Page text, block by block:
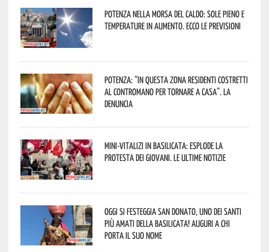
Potenza nella morsa del caldo: sole pieno e
temperature in aumento. Ecco le previsioni
Potenza: “In questa zona residenti costretti
al contromano per tornare a casa”. La
denuncia
Mini-vitalizi in Basilicata: esplode la
protesta dei giovani. Le ultime notizie
Oggi si festeggia San Donato, uno dei Santi
più amati della Basilicata! Auguri a chi
porta il suo nome